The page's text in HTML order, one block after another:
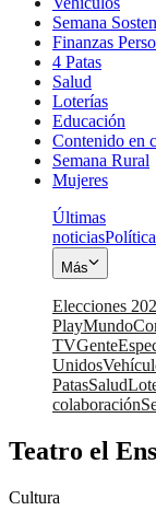
Semana
Finanzas
4 Patas
Salud
Loterías
Educación
Contenido en
Semana Rural
Mujeres
Últimas
noticiasPolítica
Más
Elecciones
PlayMundo
TVGente
Unidos
PatasSalud
colaboración
Teatro el
Cultura